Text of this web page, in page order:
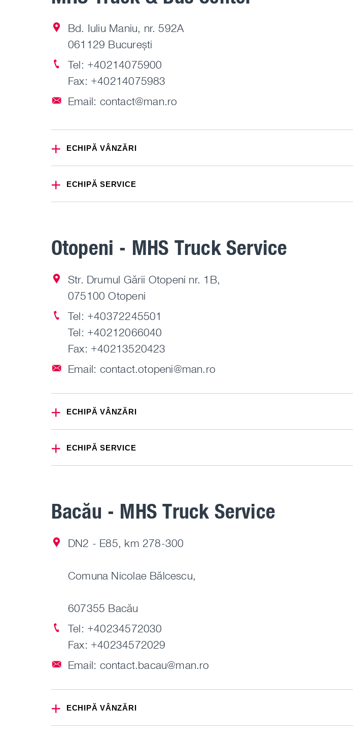
Bd. Iuliu Maniu, nr. 592A
061129 București
Tel: +40214075900
Fax: +40214075983
Email: contact@man.ro
ECHIPĂ VÂNZĂRI
ECHIPĂ SERVICE
Otopeni - MHS Truck Service
Str. Drumul Gării Otopeni nr. 1B,
075100 Otopeni
Tel: +40372245501
Tel: +40212066040
Fax: +40213520423
Email: contact.otopeni@man.ro
ECHIPĂ VÂNZĂRI
ECHIPĂ SERVICE
Bacău - MHS Truck Service
DN2 - E85, km 278-300
Comuna Nicolae Bălcescu,
607355 Bacău
Tel: +40234572030
Fax: +40234572029
Email: contact.bacau@man.ro
ECHIPĂ VÂNZĂRI